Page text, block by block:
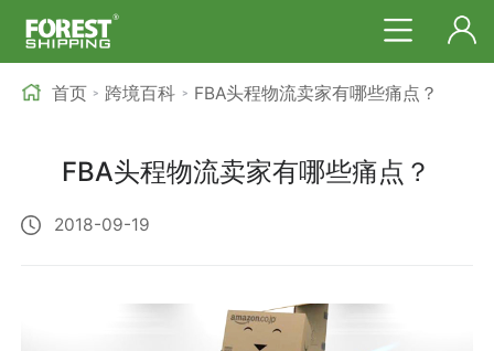
首页 > 跨境百科 > FBA头程物流卖家有哪些痛点？
FBA头程物流卖家有哪些痛点？
2018-09-19